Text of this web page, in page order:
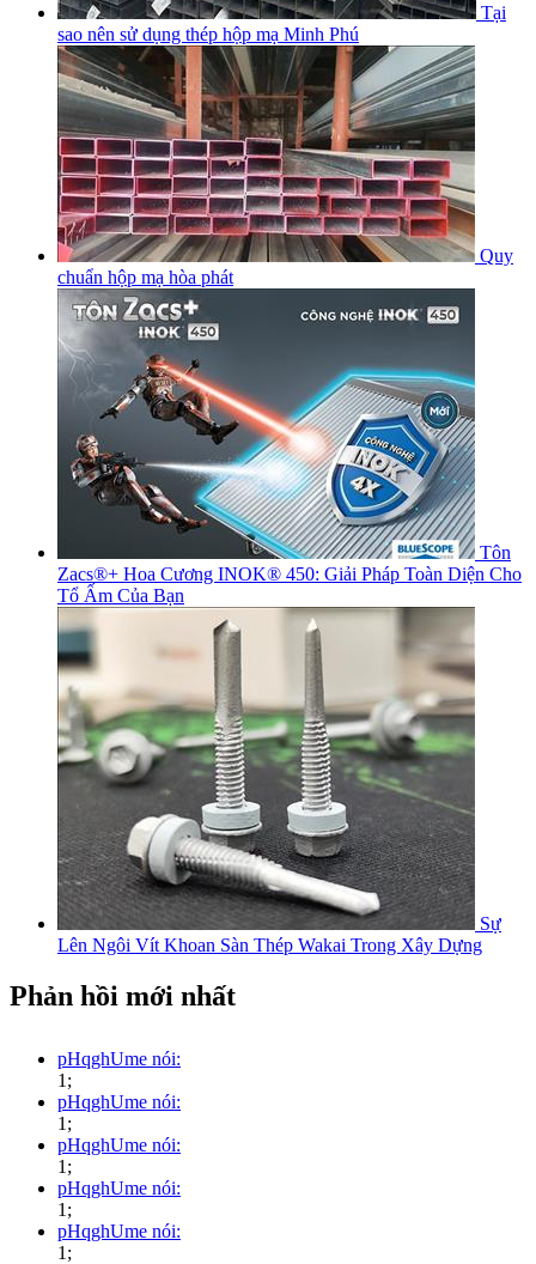
Tại
sao nên sử dụng thép hộp mạ Minh Phú
Quy
chuẩn hộp mạ hòa phát
Tôn
Zacs®+ Hoa Cương INOK® 450: Giải Pháp Toàn Diện Cho
Tổ Ấm Của Bạn
Sự
Lên Ngôi Vít Khoan Sàn Thép Wakai Trong Xây Dựng
Phản hồi mới nhất
pHqghUme nói:
1;
pHqghUme nói:
1;
pHqghUme nói:
1;
pHqghUme nói:
1;
pHqghUme nói:
1;